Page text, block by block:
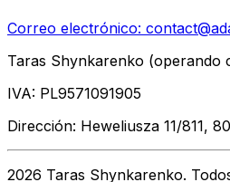
Correo electrónico:
Taras Shynkarenko (operando
IVA: PL9571091905
Dirección: Heweliusza 11/811,
2026 Taras Shynkarenko.